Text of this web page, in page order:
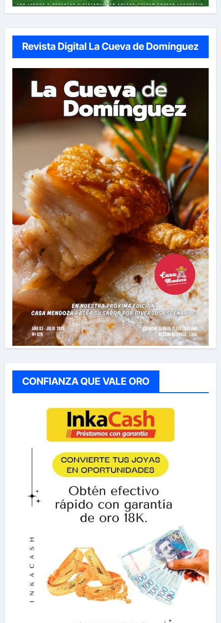
Revista Digital La Cueva de Domínguez
CONFIANZA QUE VALE ORO